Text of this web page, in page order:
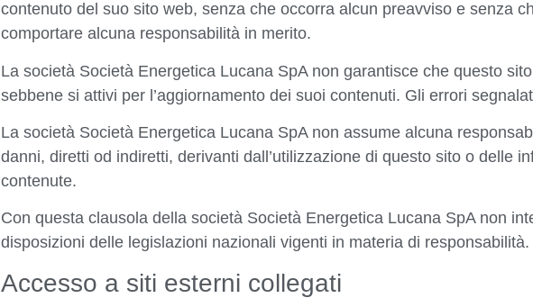
contenuto del suo sito web, senza che occorra alcun preavviso e senza
comportare alcuna responsabilità in merito.
La società Società Energetica Lucana SpA non garantisce che questo
sebbene si attivi per l’aggiornamento dei suoi contenuti. Gli errori
La società Società Energetica Lucana SpA non assume alcuna
danni, diretti od indiretti, derivanti dall’utilizzazione di questo sito o delle
contenute.
Con questa clausola della società Società Energetica Lucana SpA non
disposizioni delle legislazioni nazionali vigenti in materia di responsabilità.
Accesso a siti esterni collegati